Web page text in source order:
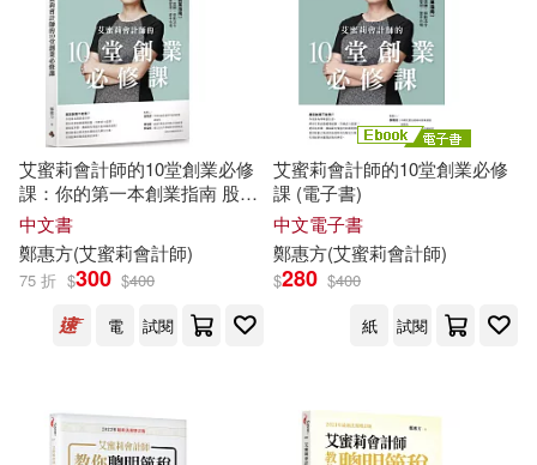
李秀敏(1)
邱珮瑜(1)
鄭麗容(1) 陳柏為(1)
黃于玲(1)
財經傳訊(7) 時報出版(2)
國立台北教育大學(1)
重慶出版社(1)
配送方式
可港澳店取(9)
艾蜜莉會計師的10堂創業必修
課：你的第一本創業指南 股權
架構、募資、獎酬、會計、稅
務、經營管理及資本市場
中文書
鄭惠方(艾蜜莉會計師)
75 折 $300 $400
電
試閱
艾蜜莉會計師的10堂創業必修
課 (電子書)
中文電子書
鄭惠方(艾蜜莉會計師)
$280 $400
紙
試閱